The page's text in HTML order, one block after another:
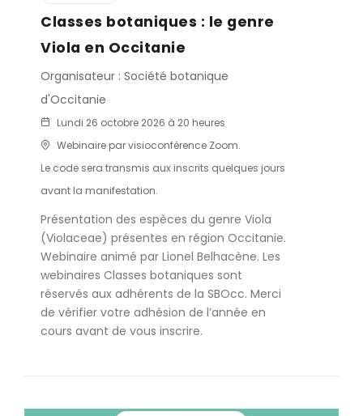
Classes botaniques : le genre
Viola en Occitanie
Organisateur : Société botanique
d'Occitanie
Lundi 26 octobre 2026 à 20 heures
Webinaire par visioconférence Zoom.
Le code sera transmis aux inscrits quelques jours
avant la manifestation.
Présentation des espèces du genre Viola
(Violaceae) présentes en région Occitanie.
Webinaire animé par Lionel Belhacène. Les
webinaires Classes botaniques sont
réservés aux adhérents de la SBOcc. Merci
de vérifier votre adhésion de l’année en
cours avant de vous inscrire.